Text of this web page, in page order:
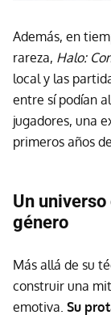
Además, en
rareza, Halo:
local y las
entre sí podían
jugadores, una
primeros años
Un
género
Más allá de su
construir una
emotiva. Su